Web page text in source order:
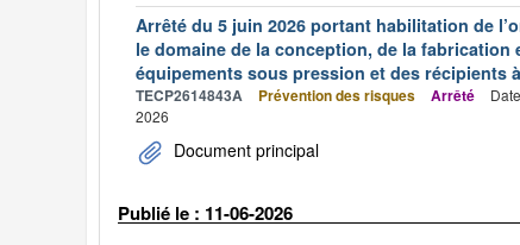
Arrêté du 5 juin 2026 portant habilitation de
le domaine de la conception, de la fabrication
équipements sous pression et des récipients
TECP2614843A Prévention des risques Arrêté
2026
Document principal
Publié le : 11-06-2026